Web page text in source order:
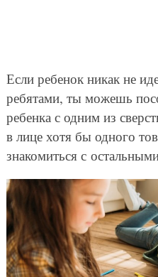
Если ребенок никак не
ребятами, ты можешь
ребенка с одним из
в лице хотя бы одного
знакомиться с